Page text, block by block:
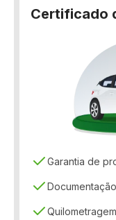
Desembaçador
Limpador
Pára-choques
Vidros elétricos
Certificado
Garantia de